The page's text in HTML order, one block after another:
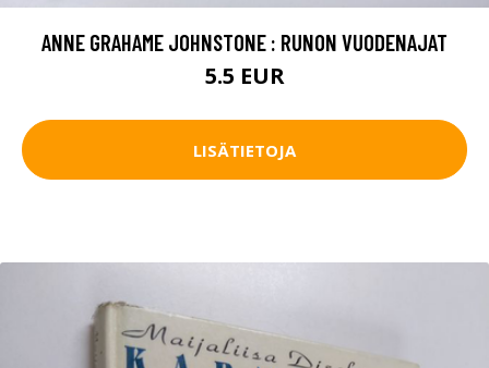
ANNE GRAHAME JOHNSTONE : RUNON VUODENAJAT
5.5 EUR
LISÄTIETOJA